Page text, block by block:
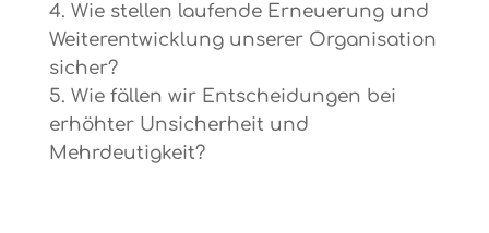
Wie stellen laufende Erneuerung und
Weiterentwicklung unserer Organisation
sicher?
Wie fällen wir Entscheidungen bei
erhöhter Unsicherheit und
Mehrdeutigkeit?